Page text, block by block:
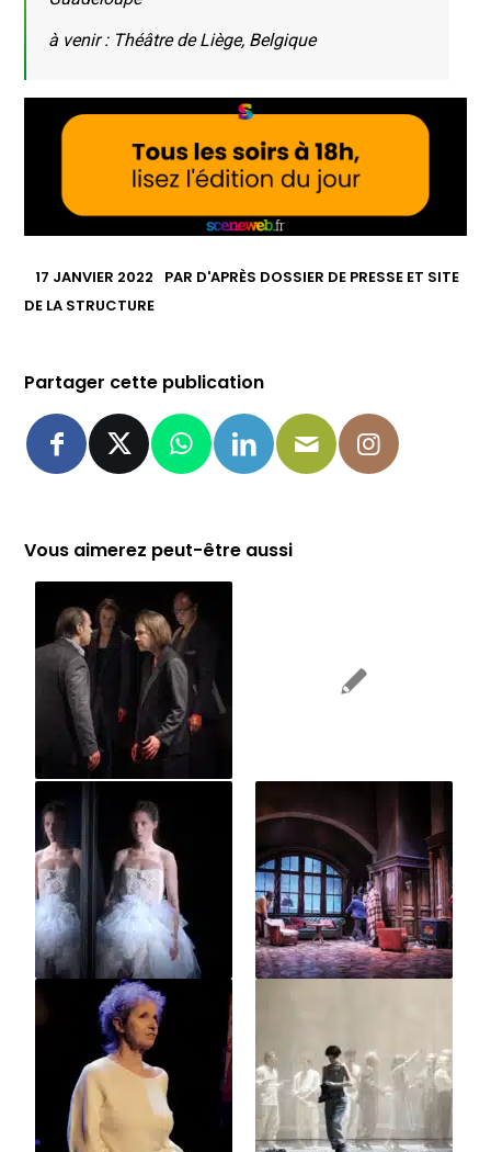
à venir : Théâtre de Liège, Belgique
17 JANVIER 2022 PAR D'APRÈS DOSSIER DE PRESSE ET SITE
DE LA STRUCTURE
Partager cette publication
Vous aimerez peut-être aussi